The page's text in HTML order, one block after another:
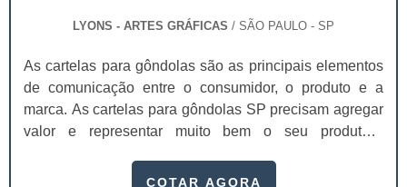
LYONS - ARTES GRÁFICAS / SÃO PAULO - SP
As cartelas para gôndolas são as principais elementos
de comunicação entre o consumidor, o produto e a
marca. As cartelas para gôndolas SP precisam agregar
valor e representar muito bem o seu produto.A
comunicação entre o consumidor, o produto e a marca.
COTAR AGORA